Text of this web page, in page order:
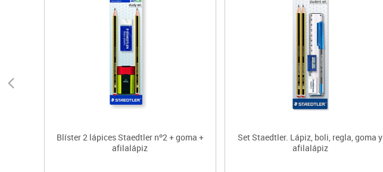
Blíster 2 lápices Staedtler nº2 + goma +
afilalápiz
Set Staedtler. Lápiz, boli, regla, goma y
afilalápiz